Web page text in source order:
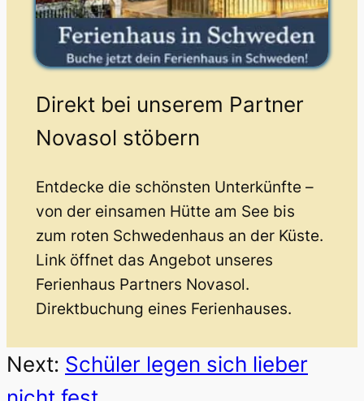
Direkt bei unserem Partner
Novasol stöbern
Entdecke die schönsten Unterkünfte –
von der einsamen Hütte am See bis
zum roten Schwedenhaus an der Küste.
Link öffnet das Angebot unseres
Ferienhaus Partners Novasol.
Direktbuchung eines Ferienhauses.
Next: Schüler legen sich lieber